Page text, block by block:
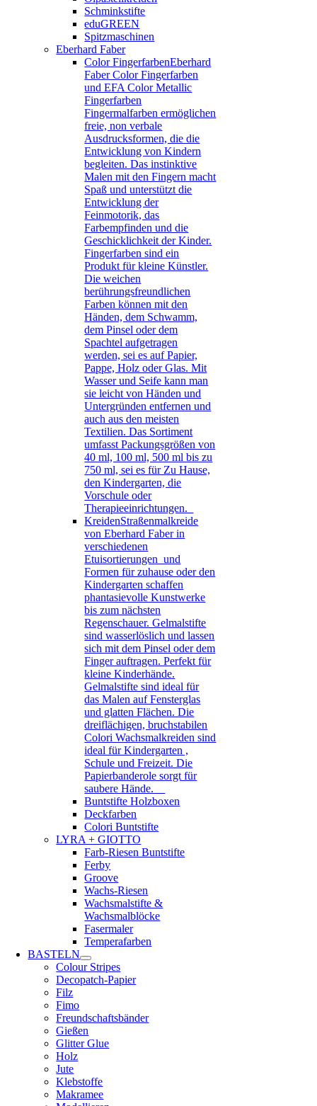
Schminkstifte
eduGREEN
Spitzmaschinen
Eberhard Faber
Color FingerfarbenEberhard
Faber Color Fingerfarben
und EFA Color Metallic
Fingerfarben
Fingermalfarben ermöglichen
freie, non verbale
Ausdrucksformen, die die
Entwicklung von Kindern
begleiten. Das instinktive
Malen mit den Fingern macht
Spaß und unterstützt die
Entwicklung der
Feinmotorik, das
Farbempfinden und die
Geschicklichkeit der Kinder.
Fingerfarben sind ein
Produkt für kleine Künstler.
Die weichen
berührungsfreundlichen
Farben können mit den
Händen, dem Schwamm,
dem Pinsel oder dem
Spachtel aufgetragen
werden, sei es auf Papier,
Pappe, Holz oder Glas. Mit
Wasser und Seife kann man
sie leicht von Händen und
Untergründen entfernen und
auch aus den meisten
Textilien. Das Sortiment
umfasst Packungsgrößen von
40 ml, 100 ml, 500 ml bis zu
750 ml, sei es für Zu Hause,
den Kindergarten, die
Vorschule oder
Therapieeinrichtungen.
KreidenStraßenmalkreide
von Eberhard Faber in
verschiedenen
Etuisortierungen und
Formen für zuhause oder den
Kindergarten schaffen
phantasievolle Kunstwerke
bis zum nächsten
Regenschauer. Gelmalstifte
sind wasserlöslich und lassen
sich mit dem Pinsel oder dem
Finger auftragen. Perfekt für
kleine Kinderhände.
Gelmalstifte sind ideal für
das Malen auf Fensterglas
und glatten Flächen. Die
dreiflächigen, bruchstabilen
Colori Wachsmalkreiden sind
ideal für Kindergarten ,
Schule und Freizeit. Die
Papierbanderole sorgt für
saubere Hände.
Buntstifte Holzboxen
Deckfarben
Colori Buntstifte
LYRA + GIOTTO
Farb-Riesen Buntstifte
Ferby
Groove
Wachs-Riesen
Wachsmalstifte &
Wachsmalblöcke
Fasermaler
Temperafarben
BASTELN
Colour Stripes
Decopatch-Papier
Filz
Fimo
Freundschaftsbänder
Gießen
Glitter Glue
Holz
Jute
Klebstoffe
Makramee